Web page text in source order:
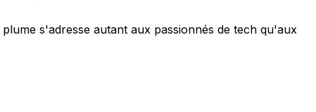
s'adresse autant aux passionnés de tech qu'aux